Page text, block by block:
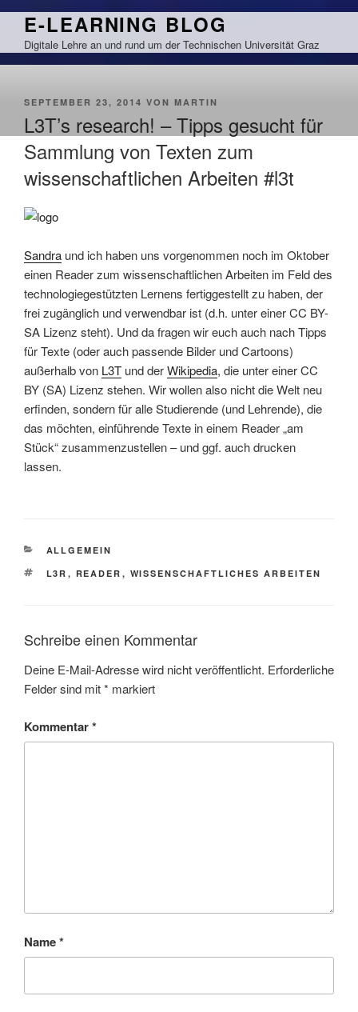
Zum
springen
E-LEARNING BLOG
Digitale Lehre an und rund um der Technischen Universität Graz
VERÖFFENTLICHT
SEPTEMBER 23, 2014 VON MARTIN
L3T’s research! – Tipps gesucht für
Sammlung von Texten zum
wissenschaftlichen Arbeiten #l3t
Sandra und ich haben uns vorgenommen noch im Oktober
einen Reader zum wissenschaftlichen Arbeiten im Feld des
technologiegestützten Lernens fertiggestellt zu haben, der
frei zugänglich und verwendbar ist (d.h. unter einer CC BY-
SA Lizenz steht). Und da fragen wir euch auch nach Tipps
für Texte (oder auch passende Bilder und Cartoons)
außerhalb von L3T und derWikipedia, die unter einer CC
BY (SA) Lizenz stehen. Wir wollen also nicht die Welt neu
erfinden, sondern für alle Studierende (und Lehrende), die
das möchten, einführende Texte in einem Reader „am
Stück“ zusammenzustellen – und ggf. auch drucken
lassen.
KATEGORIEN
ALLGEMEIN
SCHLAGWÖRTER
L3R , READER , WISSENSCHAFTLICHES ARBEITEN
Schreibe einen Kommentar
Deine E-Mail-Adresse wird nicht veröffentlicht. Erforderliche
Felder sind mit* markiert
Kommentar*
Name*